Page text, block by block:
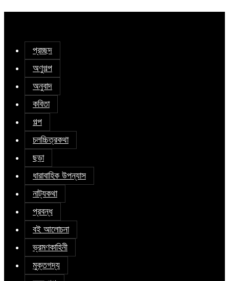
প্রচ্ছদ
অণুগল্প
অনুবাদ
কবিতা
গল্প
চলচ্চিত্রকথা
ছড়া
ধারাবাহিক উপন্যাস
নাট্যকথা
প্রবন্ধ
বই আলোচনা
ভ্রমণকাহিনী
মুক্তগদ্য